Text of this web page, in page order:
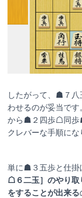
したがって、☗７
わせるのが妥当で
から☗２四歩☖同歩
クレバーな手順にな
単に☗３五歩と仕掛
☖６二玉］のやり取
をすることが出来る